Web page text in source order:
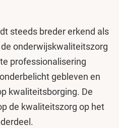
steeds breder erkend als
onderwijskwaliteitszorg
professionalisering
gebleven en
kwaliteitsborging. De
de kwaliteitszorg op het